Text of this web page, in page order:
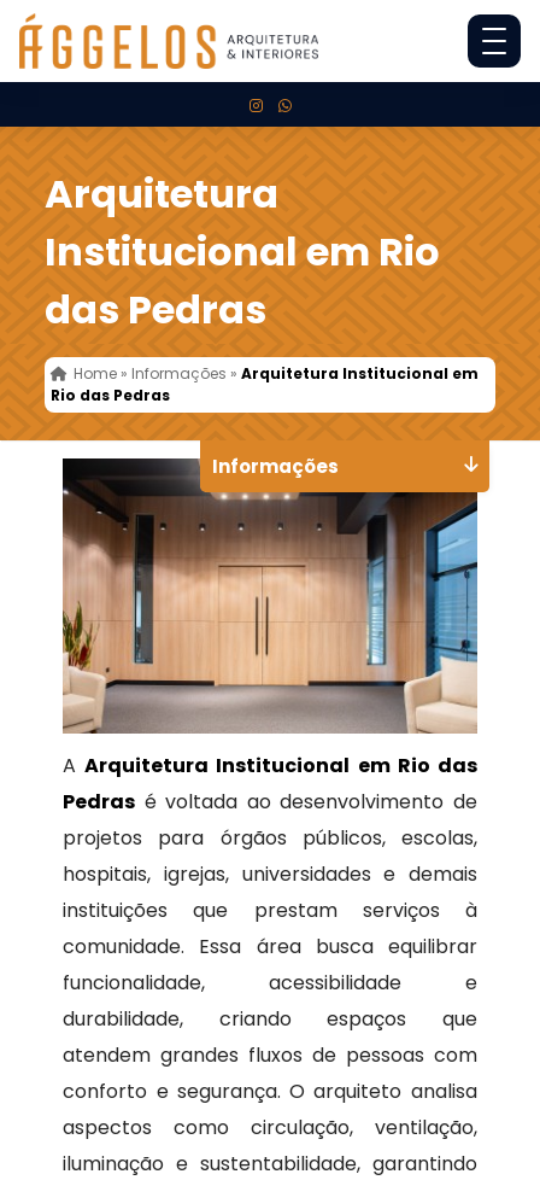
Arquitetura
Institucional em Rio
das Pedras
Home » Informações »Arquitetura Institucional em
Rio das Pedras
AArquitetura Institucional em Rio das
Pedras é voltada ao desenvolvimento de
projetos para órgãos públicos, escolas,
hospitais, igrejas, universidades e demais
instituições que prestam serviços à
comunidade. Essa área busca equilibrar
funcionalidade, acessibilidade e
durabilidade, criando espaços que
atendem grandes fluxos de pessoas com
conforto e segurança. O arquiteto analisa
aspectos como circulação, ventilação,
iluminação e sustentabilidade, garantindo
Informações